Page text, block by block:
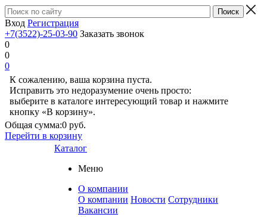
Вход Регистрация
+7(3522)-25-03-90 Заказать звонок
0
0
0
К сожалению, ваша корзина пуста.
Исправить это недоразумение очень просто:
выберите в каталоге интересующий товар и нажмите
кнопку «В корзину».
Общая сумма:0 руб.
Перейти в корзину
Каталог
Меню
О компании
О компании Новости Сотрудники
Вакансии